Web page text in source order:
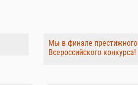
Мы в финале престижного
Всероссийского конкурса!